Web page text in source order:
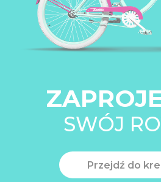
SWÓJ
Przejdź do